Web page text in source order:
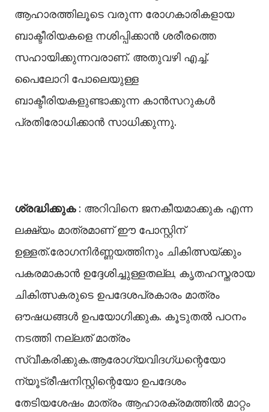
ആഹാരത്തിലൂടെ വരുന്ന രോഗകാരികളായ
ബാക്ടീരിയകളെ നശിപ്പിക്കാൻ ശരീരത്തെ
സഹായിക്കുന്നവരാണ്. അതുവഴി എച്ച്.
പൈലോറി പോലെയുള്ള
ബാക്ടീരിയകളുണ്ടാക്കുന്ന കാൻസറുകൾ
പ്രതിരോധിക്കാൻ സാധിക്കുന്നു.
ശ്രദ്ധിക്കുക: അറിവിനെ ജനകീയമാക്കുക എന്ന
ലക്ഷ്യം മാത്രമാണ് ഈ പോസ്റ്റിന്
ഉള്ളത്.രോഗനിർണ്ണയത്തിനും ചികിത്സയ്ക്കും
പകരമാകാൻ ഉദ്ദേശിച്ചുള്ളതല്ല, കൃതഹസ്തരായ
ചികിത്സകരുടെ ഉപദേശപ്രകാരം മാത്രം
ഔഷധങ്ങൾ ഉപയോഗിക്കുക. കൂടുതൽ പഠനം
നടത്തി നല്ലത് മാത്രം
സ്വീകരിക്കുക.ആരോഗ്യവിദഗ്ധന്റെയോ
ന്യൂട്രീഷനിസ്റ്റിന്റെയോ ഉപദേശം
തേടിയശേഷം മാത്രം ആഹാരക്രമത്തില്‍ മാറ്റം